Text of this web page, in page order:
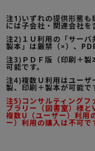
注1)いずれの提供形態も
には子会社・関連会社を
注2)１Ｕ利用の「サーバ
製本」は厳禁（×）、
注3)ＰＤＦ版（印刷＋製
可能です。
注4)複数Ｕ利用はユーザ
製、印刷＋製本が可能で
注5)コンサルティングフ
ブラリー（図書室）様と
複数U（ユーザー）利用
ー）利用の購入は不可で